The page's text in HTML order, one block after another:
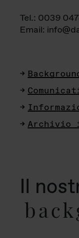
Tel.: 0039
Email:
Archivio
Il